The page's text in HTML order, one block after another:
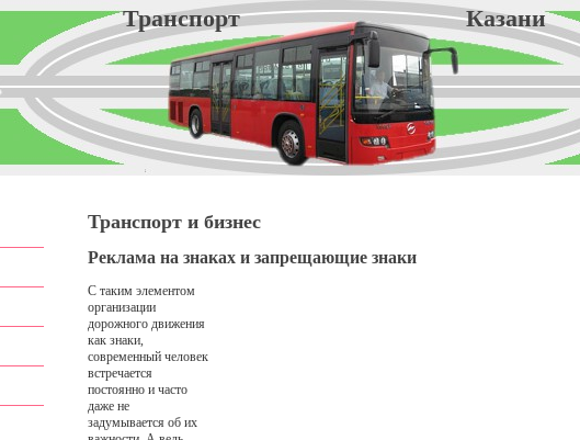
Транспорт Казани
Транспорт и бизнес
Реклама на знаках и запрещающие знаки
С таким элементом
организации
дорожного движения
как знаки,
современный человек
встречается
постоянно и часто
даже не
задумывается об их